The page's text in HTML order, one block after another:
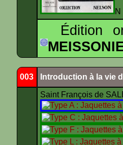
N
Édition
003 Introduction à la vie
Saint François de